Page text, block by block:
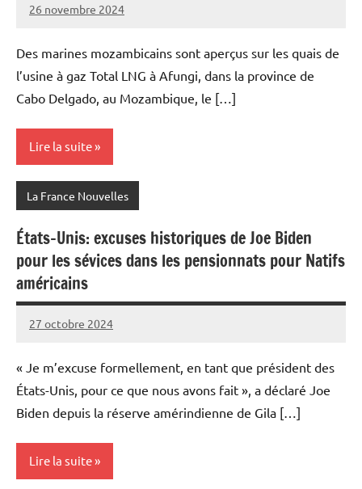
26 novembre 2024
Admins
Des marines mozambicains sont aperçus sur les quais de
l’usine à gaz Total LNG à Afungi, dans la province de
Cabo Delgado, au Mozambique, le […]
Lire la suite
La France Nouvelles
États-Unis: excuses historiques de Joe Biden
pour les sévices dans les pensionnats pour Natifs
américains
27 octobre 2024
Admins
« Je m’excuse formellement, en tant que président des
États-Unis, pour ce que nous avons fait », a déclaré Joe
Biden depuis la réserve amérindienne de Gila […]
Lire la suite